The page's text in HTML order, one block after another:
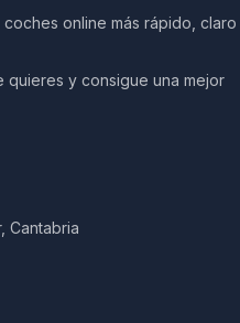
online más rápido, claro
quieres y consigue una mejor
Cantabria